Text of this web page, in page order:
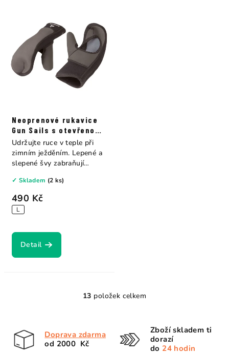
Neoprenové rukavice
Gun Sails s otevřenou
dlaní
490 Kč
L
✓ Skladem (2 ks)
Detail
Udržujte ruce v teple při
zimním ježděním. Lepené a
slepené švy zabraňují
O
13 položek celkem
Doprava zdarma
od 2000 Kč
Zboží skladem ti
dorazí
do 24 hodin